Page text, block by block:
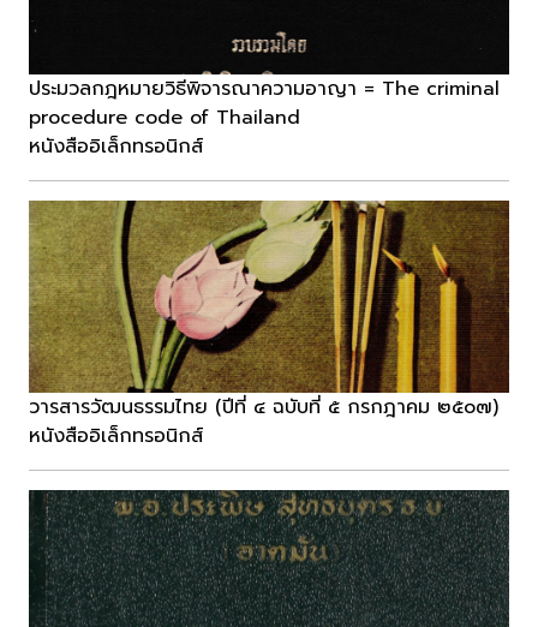
ประมวลกฎหมายวิธีพิจารณาความอาญา = The criminal
procedure code of Thailand
หนังสืออิเล็กทรอนิกส์
วารสารวัฒนธรรมไทย (ปีที่ ๔ ฉบับที่ ๕ กรกฎาคม ๒๕๐๗)
หนังสืออิเล็กทรอนิกส์